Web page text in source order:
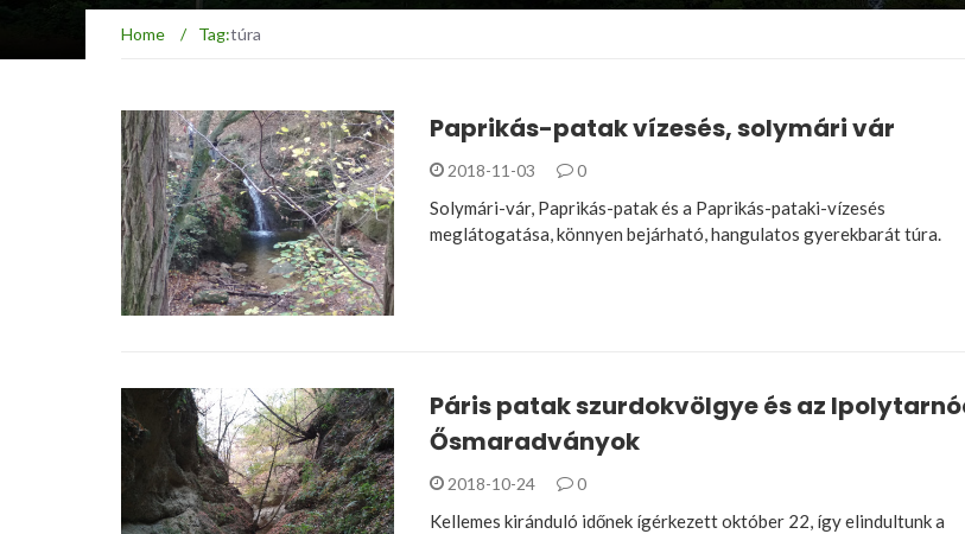
Home / Tag:túra
Paprikás-patak vízesés, solymári vár
2018-11-03 0
Solymári-vár, Paprikás-patak és a Paprikás-pataki-vízesés
meglátogatása, könnyen bejárható, hangulatos gyerekbarát túra.
Páris patak szurdokvölgye és az
Ősmaradványok
2018-10-24 0
Kellemes kiránduló időnek ígérkezett október 22, így elindultunk a